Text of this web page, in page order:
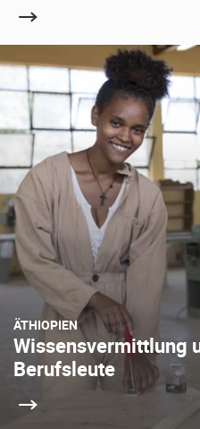
ÄTHIOPIEN
Wissensvermittlung
Berufsleute